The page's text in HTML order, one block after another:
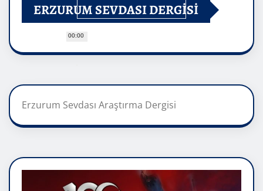
00:00
ERZURUM SEVDASI DERGİSİ
Erzurum Sevdası Araştırma Dergisi